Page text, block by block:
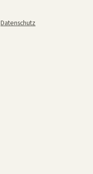
Datenschutz